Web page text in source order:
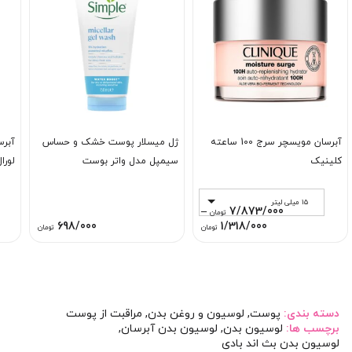
آبرسان مویسچر سرج 100 ساعته
کلینیک
15 میلی لیتر
7/873/000 تومان –
1/318/000 تومانPrice
ژل میسلار پوست خشک و حساس
سیمپل مدل واتر بوست
698/000 تومان
دسته بندی: پوست, لوسیون و روغن بدن, مراقبت از پوست
برچسب ها: لوسیون بدن, لوسیون بدن آبرسان,
لوسیون بدن بث اند بادی